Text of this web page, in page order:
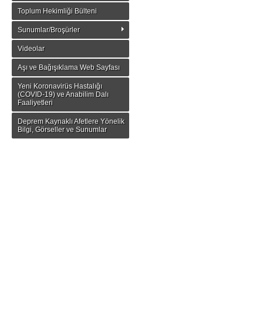
Toplum Hekimliği Bülteni
Sunumlar/Broşürler
Videolar
Aşı ve Bağışıklama Web Sayfası
Yeni Koronavirüs Hastalığı
(COVID-19) ve Anabilim Dalı
Faaliyetleri
Deprem Kaynaklı Afetlere Yönelik
Bilgi, Görseller ve Sunumlar